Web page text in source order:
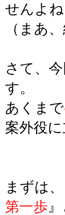
せんよね
（まあ
さて、
す。
あくまで
案外役
まずは
第一歩